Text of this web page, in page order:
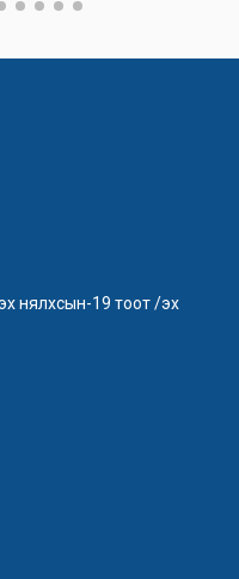
нялхсын-19 тоот /эх